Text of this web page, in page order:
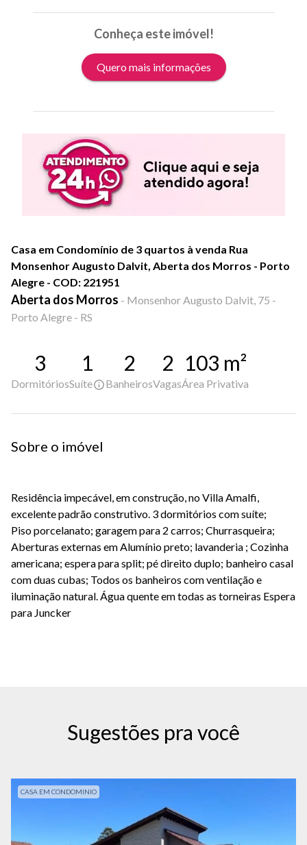
Conheça este imóvel!
Quero mais informações
Casa em Condomínio de 3 quartos à venda Rua
Monsenhor Augusto Dalvit, Aberta dos Morros - Porto
Alegre - COD: 221951
Aberta dos Morros - Monsenhor Augusto Dalvit, 75 -
Porto Alegre - RS
3
Dormitórios
1
Suíte
2
Banheiros
2
Vagas
103 m²
Área Privativa
Sobre o imóvel
Residência impecável, em construção, no Villa Amalfi,
excelente padrão construtivo. 3 dormitórios com suíte;
Piso porcelanato; garagem para 2 carros; Churrasqueira;
Aberturas externas em Alumínio preto; lavanderia ; Cozinha
americana; espera para split; pé direito duplo; banheiro casal
com duas cubas; Todos os banheiros com ventilação e
iluminação natural. Água quente em todas as torneiras Espera
para Juncker
Sugestões pra você
CASA EM CONDOMINIO